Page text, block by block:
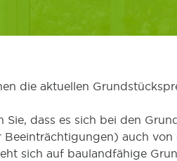
die aktuellen
Sie, dass es sich bei den
Beeinträchtigungen) auch
sich auf baulandfähige